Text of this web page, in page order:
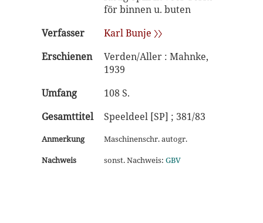
för binnen u. buten
Verfasser
Karl Bunje 〉〉
Erschienen
Verden/Aller : Mahnke,
1939
Umfang
108 S.
Gesamttitel
Speeldeel [SP] ; 381/83
Anmerkung
Maschinenschr. autogr.
Nachweis
sonst. Nachweis: GBV